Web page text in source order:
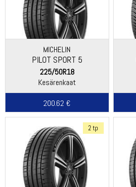
MICHELIN
PILOT SPORT 5
225/50R18
Kesärenkaat
200.62 €
2 tp